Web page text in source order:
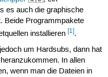
es auch die graphische
Programmpakete
installieren [1].
um Hardsubs, dann hat
In allen
wenn man die Dateien in